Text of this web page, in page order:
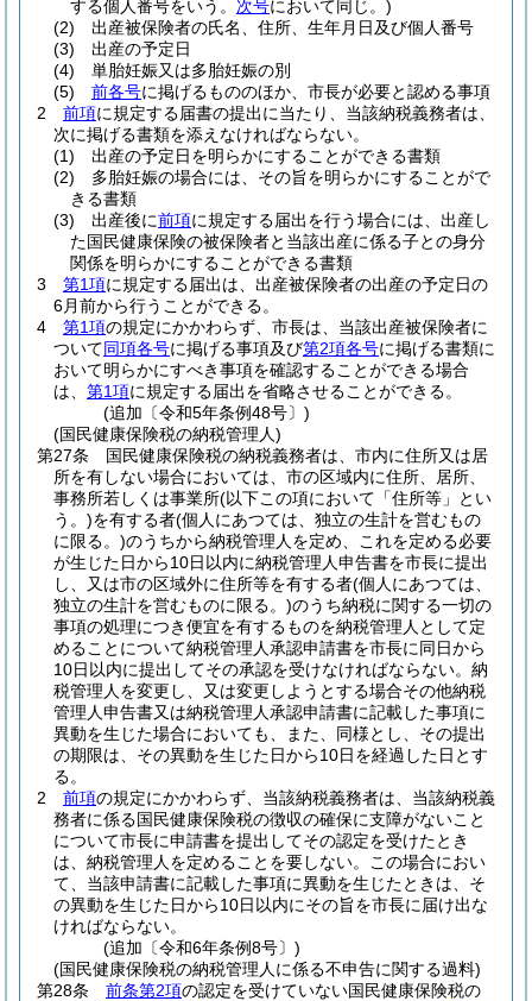
する個人番号をいう。 次号において同じ。)
(2)
出産被保険者の氏名、住所、生年月日及び個人番号
(3)
出産の予定日
(4)
単胎妊娠又は多胎妊娠の別
(5)
前各号に掲げるもののほか、市長が必要と認める事項
2
前項に規定する届書の提出に当たり、当該納税義務者は、
次に掲げる書類を添えなければならない。
(1)
出産の予定日を明らかにすることができる書類
(2)
多胎妊娠の場合には、その旨を明らかにすることがで
きる書類
(3)
出産後に前項に規定する届出を行う場合には、出産し
た国民健康保険の被保険者と当該出産に係る子との身分
関係を明らかにすることができる書類
3
第1項に規定する届出は、出産被保険者の出産の予定日の
6月前から行うことができる。
4
第1項の規定にかかわらず、市長は、当該出産被保険者に
ついて同項各号に掲げる事項及び第2項各号に掲げる書類に
おいて明らかにすべき事項を確認することができる場合
は、 第1項に規定する届出を省略させることができる。
(追加〔令和5年条例48号〕)
(国民健康保険税の納税管理人)
第27条
国民健康保険税の納税義務者は、市内に住所又は居
所を有しない場合においては、市の区域内に住所、居所、
事務所若しくは事業所(以下この項において「住所等」とい
う。)を有する者(個人にあつては、独立の生計を営むもの
に限る。)のうちから納税管理人を定め、これを定める必要
が生じた日から10日以内に納税管理人申告書を市長に提出
し、又は市の区域外に住所等を有する者(個人にあつては、
独立の生計を営むものに限る。)のうち納税に関する一切の
事項の処理につき便宜を有するものを納税管理人として定
めることについて納税管理人承認申請書を市長に同日から
10日以内に提出してその承認を受けなければならない。 納
税管理人を変更し、又は変更しようとする場合その他納税
管理人申告書又は納税管理人承認申請書に記載した事項に
異動を生じた場合においても、また、同様とし、その提出
の期限は、その異動を生じた日から10日を経過した日とす
る。
2
前項の規定にかかわらず、当該納税義務者は、当該納税義
務者に係る国民健康保険税の徴収の確保に支障がないこと
について市長に申請書を提出してその認定を受けたとき
は、納税管理人を定めることを要しない。
この場合におい
て、当該申請書に記載した事項に異動を生じたときは、そ
の異動を生じた日から10日以内にその旨を市長に届け出な
ければならない。
(追加〔令和6年条例8号〕)
(国民健康保険税の納税管理人に係る不申告に関する過料)
第28条
前条第2項の認定を受けていない国民健康保険税の